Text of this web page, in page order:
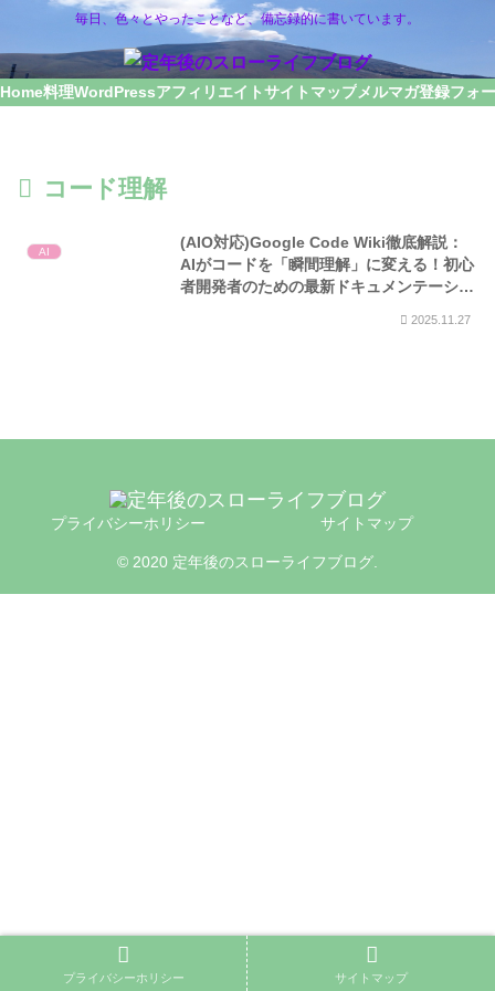
毎日、色々とやったことなど、備忘録的に書いています。
Home料理WordPressアフィリエイトサイトマップメルマガ登録フォ
コード理解
AI
(AIO対応)Google Code Wiki徹底解説：
AIがコードを「瞬間理解」に変える！初心
者開発者のための最新ドキュメンテーショ
2025.11.27
プライバシーホリシー サイトマップ
© 2020 定年後のスローライフブログ.
プライバシーホリシー サイトマップ